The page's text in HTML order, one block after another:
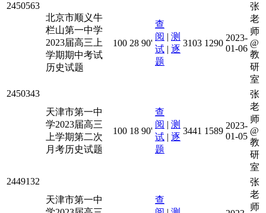
2450563
北京市顺义牛
栏山第一中学
2023届高三上
学期期中考试
历史试题
100 28 90'
查
阅 | 测
试 | 逐
题
3103 1290
2023-
01-06
张
老
师
@
教
研
室
2450343
天津市第一中
学2023届高三
上学期第二次
月考历史试题
100 18 90'
查
阅 | 测
试 | 逐
题
3441 1589
2023-
01-05
张
老
师
@
教
研
室
2449132
天津市第一中
查
张
老
师